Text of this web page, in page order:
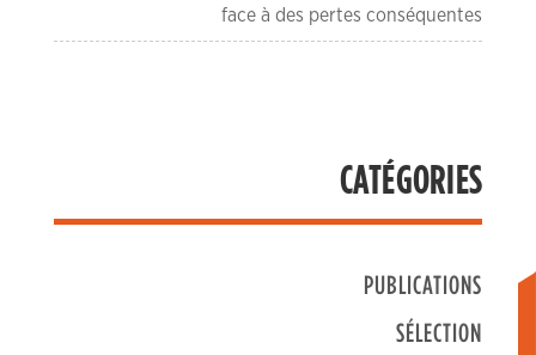
face à des pertes conséquentes
CATÉGORIES
PUBLICATIONS
SÉLECTION